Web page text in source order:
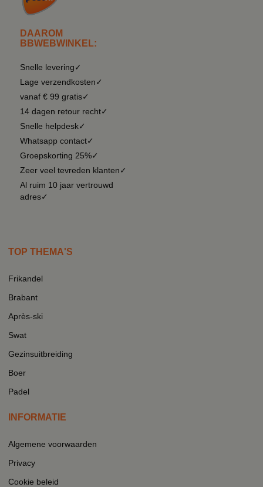
DAAROM
BBWEBWINKEL:
Snelle levering✓
Lage verzendkosten✓
vanaf € 99 gratis✓
14 dagen retour recht✓
Snelle helpdesk✓
Whatsapp contact✓
Groepskorting 25%✓
Zeer veel tevreden klanten✓
Al ruim 10 jaar vertrouwd
adres✓
TOP THEMA'S
Frikandel
Brabant
Après-ski
Swat
Gezinsuitbreiding
Boer
Padel
INFORMATIE
Algemene voorwaarden
Privacy
Cookie beleid